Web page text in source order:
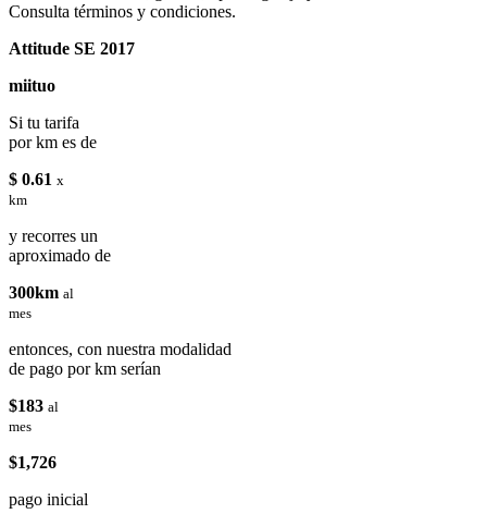
Consulta términos y condiciones.
Attitude SE 2017
miituo
Si tu tarifa
por km es de
$ 0.61 x
km
y recorres un
aproximado de
300km al
mes
entonces, con nuestra modalidad
de pago por km serían
$183 al
mes
$1,726
pago inicial